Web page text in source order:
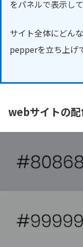
をパネルで表示して
サイト全体にどん
pepperを立ち上げ
webサイトの配